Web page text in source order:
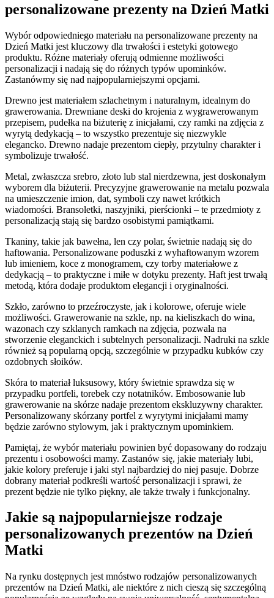
personalizowane prezenty na Dzień Matki
Wybór odpowiedniego materiału na personalizowane prezenty na
Dzień Matki jest kluczowy dla trwałości i estetyki gotowego
produktu. Różne materiały oferują odmienne możliwości
personalizacji i nadają się do różnych typów upominków.
Zastanówmy się nad najpopularniejszymi opcjami.
Drewno jest materiałem szlachetnym i naturalnym, idealnym do
grawerowania. Drewniane deski do krojenia z wygrawerowanym
przepisem, pudełka na biżuterię z inicjałami, czy ramki na zdjęcia z
wyrytą dedykacją – to wszystko prezentuje się niezwykle
elegancko. Drewno nadaje prezentom ciepły, przytulny charakter i
symbolizuje trwałość.
Metal, zwłaszcza srebro, złoto lub stal nierdzewna, jest doskonałym
wyborem dla biżuterii. Precyzyjne grawerowanie na metalu pozwala
na umieszczenie imion, dat, symboli czy nawet krótkich
wiadomości. Bransoletki, naszyjniki, pierścionki – te przedmioty z
personalizacją stają się bardzo osobistymi pamiątkami.
Tkaniny, takie jak bawełna, len czy polar, świetnie nadają się do
haftowania. Personalizowane poduszki z wyhaftowanym wzorem
lub imieniem, koce z monogramem, czy torby materiałowe z
dedykacją – to praktyczne i miłe w dotyku prezenty. Haft jest trwałą
metodą, która dodaje produktom elegancji i oryginalności.
Szkło, zarówno to przeźroczyste, jak i kolorowe, oferuje wiele
możliwości. Grawerowanie na szkle, np. na kieliszkach do wina,
wazonach czy szklanych ramkach na zdjęcia, pozwala na
stworzenie eleganckich i subtelnych personalizacji. Nadruki na szkle
również są popularną opcją, szczególnie w przypadku kubków czy
ozdobnych słoików.
Skóra to materiał luksusowy, który świetnie sprawdza się w
przypadku portfeli, torebek czy notatników. Embosowanie lub
grawerowanie na skórze nadaje prezentom ekskluzywny charakter.
Personalizowany skórzany portfel z wyrytymi inicjałami mamy
będzie zarówno stylowym, jak i praktycznym upominkiem.
Pamiętaj, że wybór materiału powinien być dopasowany do rodzaju
prezentu i osobowości mamy. Zastanów się, jakie materiały lubi,
jakie kolory preferuje i jaki styl najbardziej do niej pasuje. Dobrze
dobrany materiał podkreśli wartość personalizacji i sprawi, że
prezent będzie nie tylko piękny, ale także trwały i funkcjonalny.
Jakie są najpopularniejsze rodzaje
personalizowanych prezentów na Dzień
Matki
Na rynku dostępnych jest mnóstwo rodzajów personalizowanych
prezentów na Dzień Matki, ale niektóre z nich cieszą się szczególną